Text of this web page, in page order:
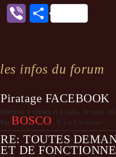
Viber Partager
les infos du forum
Piratage FACEBOOK
Bonjour à toutes et à tous, Je vous
Par BOSCO Il y a 1 semaine
RE: TOUTES
ET DE